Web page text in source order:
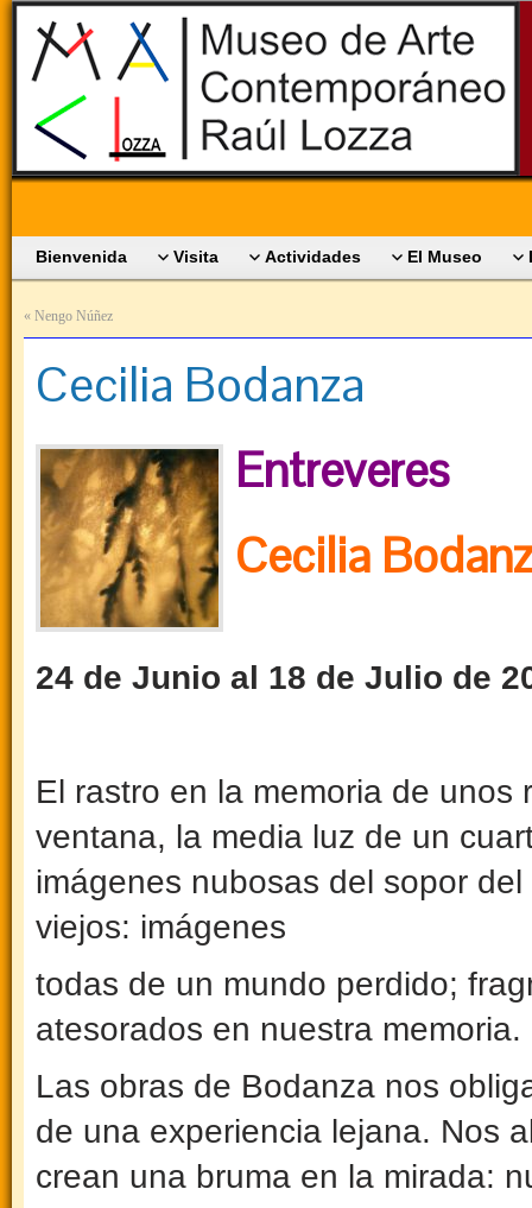
Bienvenida Visita Actividades El Museo
« Nengo Núñez
Cecilia Bodanza
Entreveres
Cecilia
24 de Junio al 18 de Julio de
El rastro en la memoria de
ventana, la media luz de un
imágenes nubosas del sopor
viejos: imágenes
todas de un mundo perdido;
atesorados en nues­tra memoria.
Las obras de Bodanza nos
de una experiencia lejana. Nos
crean una bruma en la mirada: